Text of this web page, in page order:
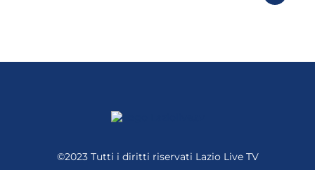
©2023 Tutti i diritti riservati Lazio Live TV